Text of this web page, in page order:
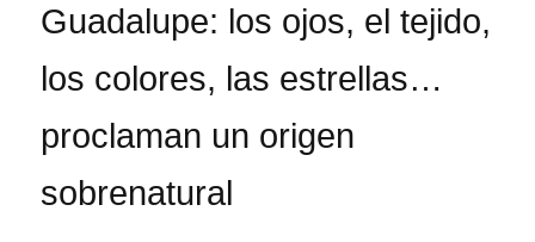
Guadalupe: los ojos, el tejido,
los colores, las estrellas…
proclaman un origen
sobrenatural